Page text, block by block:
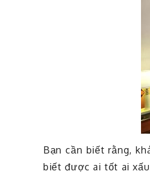
Bạn cần biết rằng,
biết được ai tốt ai